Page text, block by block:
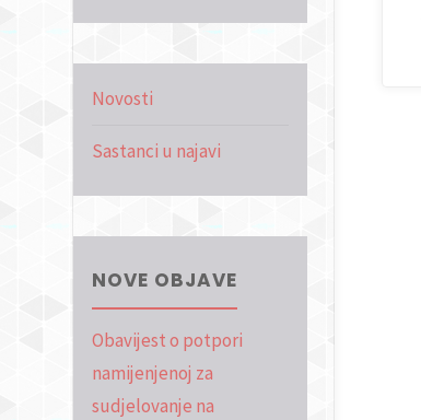
Novosti
Sastanci u najavi
NOVE OBJAVE
Obavijest o potpori
namijenjenoj za
sudjelovanje na